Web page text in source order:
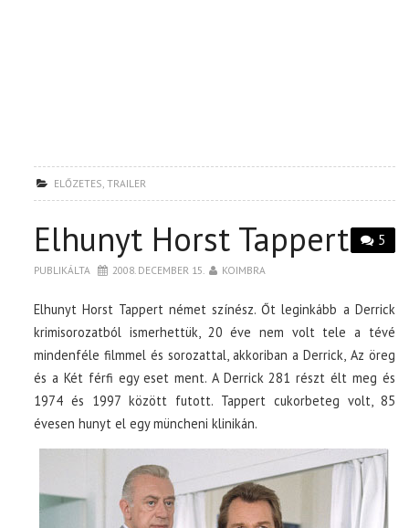
ELŐZETES,TRAILER
5
Elhunyt Horst Tappert
PUBLIKÁLTA 2008. DECEMBER 15. KOIMBRA
Elhunyt Horst Tappert német színész. Őt leginkább a Derrick
krimisorozatból ismerhettük, 20 éve nem volt tele a tévé
mindenféle filmmel és sorozattal, akkoriban a Derrick, Az öreg
és a Két férfi egy eset ment. A Derrick 281 részt élt meg és
1974 és 1997 között futott. Tappert cukorbeteg volt, 85
évesen hunyt el egy müncheni klinikán.